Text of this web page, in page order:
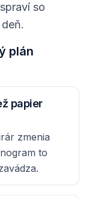
so
plán
papier
zmenia
to